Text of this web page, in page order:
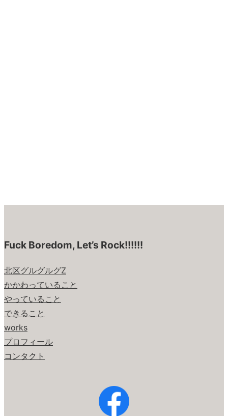
Fuck Boredom, Let’s Rock!!!!!!
北区グルグルグZ
かかわっていること
やっていること
できること
works
プロフィール
コンタクト